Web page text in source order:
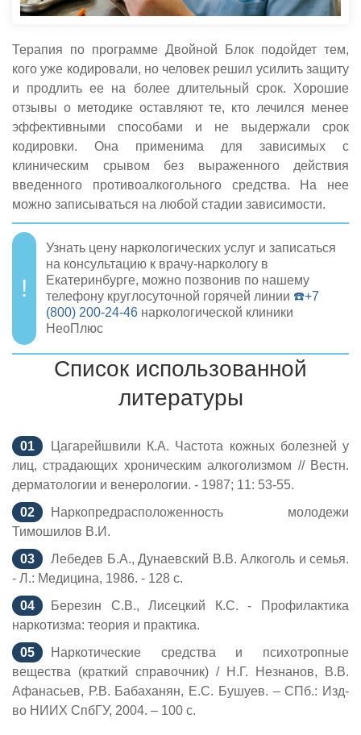
Терапия по программе Двойной Блок подойдет тем,
кого уже кодировали, но человек решил усилить защиту
и продлить ее на более длительный срок. Хорошие
отзывы о методике оставляют те, кто лечился менее
эффективными способами и не выдержали срок
кодировки. Она применима для зависимых с
клиническим срывом без выраженного действия
введенного противоалкогольного средства. На нее
можно записываться на любой стадии зависимости.
Узнать цену наркологических услуг и записаться
на консультацию к врачу-наркологу в
Екатеринбурге, можно позвонив по нашему
телефону круглосуточной горячей линии ☎️+7
(800) 200-24-46 наркологической клиники
НеоПлюс
Список использованной
литературы
Цагарейшвили К.А. Частота кожных болезней у
лиц, страдающих хроническим алкоголизмом // Вестн.
дерматологии и венерологии. - 1987; 11: 53-55.
Наркопредрасположенность молодежи
Тимошилов В.И.
Лебедев Б.А., Дунаевский В.В. Алкоголь и семья.
- Л.: Медицина, 1986. - 128 с.
Березин С.В., Лисецкий К.С. - Профилактика
наркотизма: теория и практика.
Наркотические средства и психотропные
вещества (краткий справочник) / Н.Г. Незнанов, В.В.
Афанасьев, Р.В. Бабаханян, Е.С. Бушуев. – СПб.: Изд-
во НИИХ СпбГУ, 2004. – 100 с.